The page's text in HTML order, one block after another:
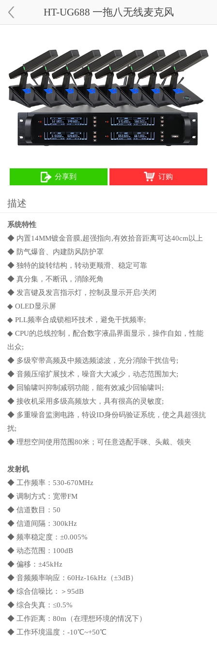
HT-UG688 一拖八无线麦克风
分享到 订购
描述
系统特性
◆ 内置14MM镀金音膜,超强指向,有效拾音距离可达40cm以上
◆ 防气爆音、内建防风防护罩
◆ 独特的旋转结构，转动更顺滑、稳定可靠
◆ 真分集，不断讯，消除死角
◆ 发言键及发言指示灯，控制及显示开启/关闭
◆ OLED显示屏
◆ PLL频率合成锁相环技术，避免干扰频率;
◆ CPU的总线控制，配合数字液晶界面显示，操作自如，性能
出众;
◆ 多级窄带高频及中频选频滤波，充分消除干扰信号;
◆ 音频压缩扩展技术，噪音大大减少，动态范围加大;
◆ 回输啸叫抑制减弱功能，能有效减少回输啸叫;
◆ 接收机采用多级高频放大，具有很高的灵敏度;
◆ 多重噪音监测电路，特设ID身份码验证系统，使之具超强抗
扰;
◆ 理想空间使用范围80米；可任意选配手咪、头戴、领夹
发射机
◆ 工作频率：530-670MHz
◆ 调制方式：宽带FM
◆ 信道数目：50
◆ 信道间隔：300kHz
◆ 频率稳定度：±0.005%
◆ 动态范围：100dB
◆ 偏移：±45kHz
◆ 音频频率响应：60Hz-16kHz（±3dB）
◆ 综合信噪比：＞95dB
◆ 综合失真：≤0.5%
◆ 工作距离：80m（在理想环境的情况下）
◆ 工作环境温度：-10℃~+50℃